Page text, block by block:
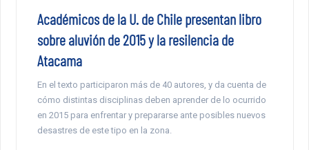
Académicos de la U. de Chile presentan libro
sobre aluvión de 2015 y la resilencia de
Atacama
En el texto participaron más de 40 autores, y da cuenta de
cómo distintas disciplinas deben aprender de lo ocurrido
en 2015 para enfrentar y prepararse ante posibles nuevos
desastres de este tipo en la zona.